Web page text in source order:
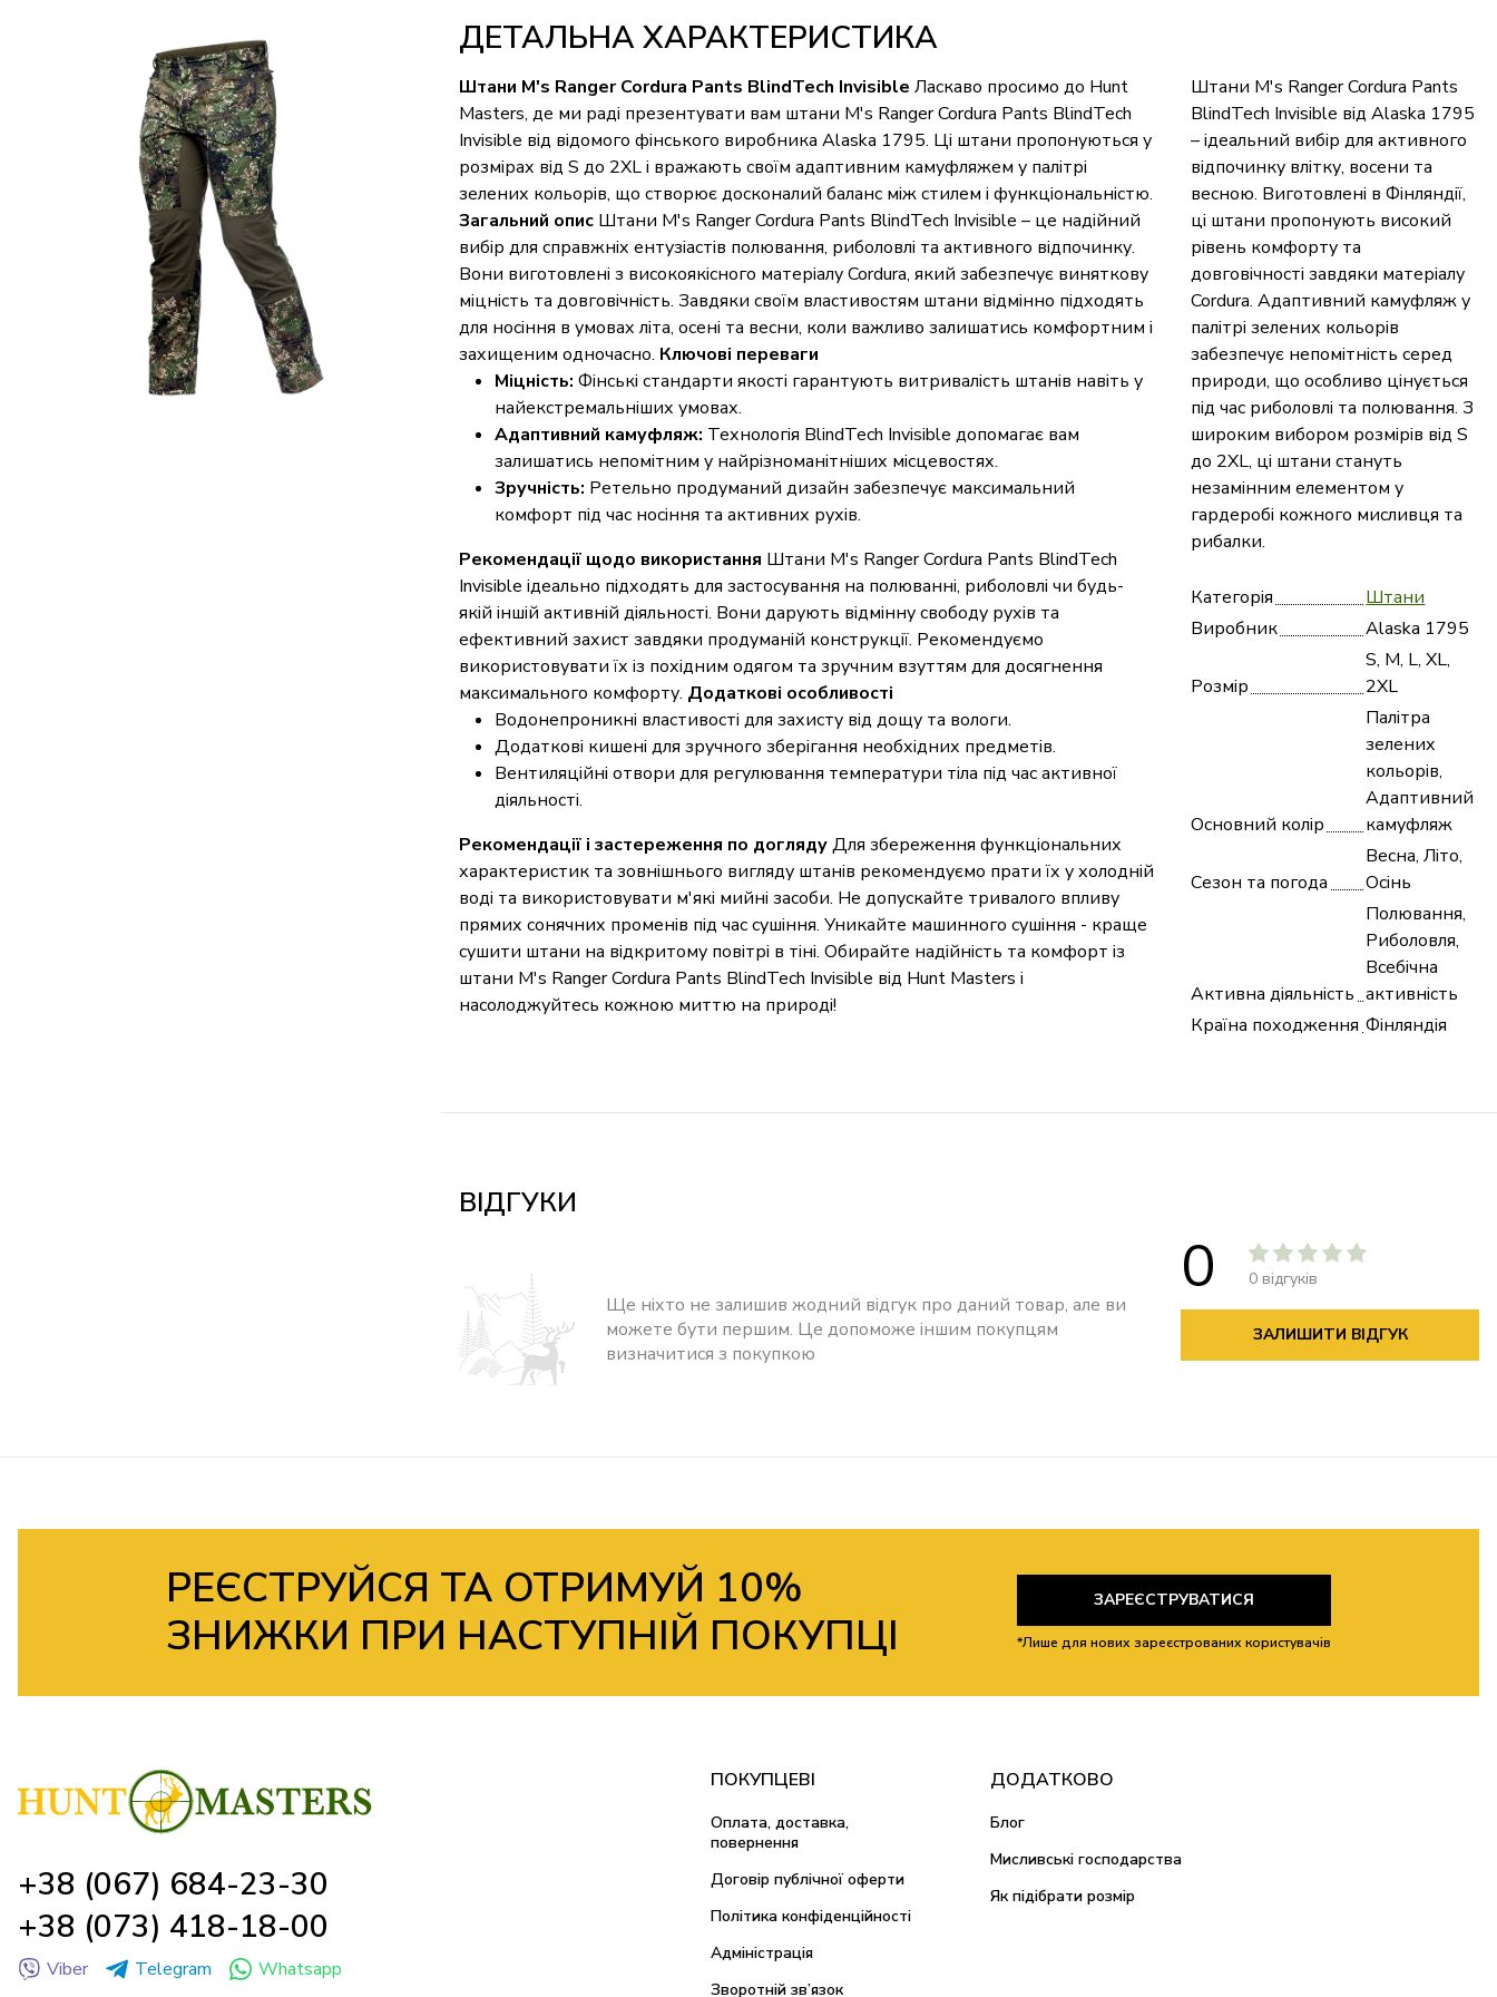
ДЕТАЛЬНА ХАРАКТЕРИСТИКА
Штани M's Ranger Cordura Pants
BlindTech Invisible від Alaska 1795
– ідеальний вибір для активного
відпочинку влітку, восени та
весною. Виготовлені в Фінляндії,
ці штани пропонують високий
рівень комфорту та
довговічності завдяки матеріалу
Cordura. Адаптивний камуфляж у
палітрі зелених кольорів
забезпечує непомітність серед
природи, що особливо цінується
під час риболовлі та полювання. З
широким вибором розмірів від S
до 2XL, ці штани стануть
незамінним елементом у
гардеробі кожного мисливця та
рибалки.
Категорія
Штани
Виробник
Alaska 1795
Розмір
S, M, L, XL,
2XL
Основний колір
Палітра
зелених
кольорів,
Адаптивний
камуфляж
Сезон та погода
Весна, Літо,
Осінь
Активна діяльність
Полювання,
Риболовля,
Всебічна
активність
Країна походження Фінляндія
Штани M's Ranger Cordura Pants BlindTech Invisible Ласкаво просимо до Hunt
Masters, де ми раді презентувати вам штани M's Ranger Cordura Pants BlindTech
Invisible від відомого фінського виробника Alaska 1795. Ці штани пропонуються у
розмірах від S до 2XL і вражають своїм адаптивним камуфляжем у палітрі
зелених кольорів, що створює досконалий баланс між стилем і функціональністю.
Загальний опис Штани M's Ranger Cordura Pants BlindTech Invisible – це надійний
вибір для справжніх ентузіастів полювання, риболовлі та активного відпочинку.
Вони виготовлені з високоякісного матеріалу Cordura, який забезпечує виняткову
міцність та довговічність. Завдяки своїм властивостям штани відмінно підходять
для носіння в умовах літа, осені та весни, коли важливо залишатись комфортним і
захищеним одночасно. Ключові переваги
Міцність: Фінські стандарти якості гарантують витривалість штанів навіть у
найекстремальніших умовах.
Адаптивний камуфляж: Технологія BlindTech Invisible допомагає вам
залишатись непомітним у найрізноманітніших місцевостях.
Зручність: Ретельно продуманий дизайн забезпечує максимальний
комфорт під час носіння та активних рухів.
Рекомендації щодо використання Штани M's Ranger Cordura Pants BlindTech
Invisible ідеально підходять для застосування на полюванні, риболовлі чи будь-
якій іншій активній діяльності. Вони дарують відмінну свободу рухів та
ефективний захист завдяки продуманій конструкції. Рекомендуємо
використовувати їх із похідним одягом та зручним взуттям для досягнення
максимального комфорту. Додаткові особливості
Водонепроникні властивості для захисту від дощу та вологи.
Додаткові кишені для зручного зберігання необхідних предметів.
Вентиляційні отвори для регулювання температури тіла під час активної
діяльності.
Рекомендації і застереження по доглядуДля збереження функціональних
характеристик та зовнішнього вигляду штанів рекомендуємо прати їх у холодній
воді та використовувати м'які мийні засоби. Не допускайте тривалого впливу
прямих сонячних променів під час сушіння. Уникайте машинного сушіння - краще
сушити штани на відкритому повітрі в тіні. Обирайте надійність та комфорт із
штани M's Ranger Cordura Pants BlindTech Invisible від Hunt Masters і
насолоджуйтесь кожною миттю на природі!
ВІДГУКИ
0 0 відгуків
ЗАЛИШИТИ ВІДГУК
Ще ніхто не залишив жодний відгук про даний товар, але ви
можете бути першим. Це допоможе іншим покупцям
визначитися з покупкою
РЕЄСТРУЙСЯ ТА ОТРИМУЙ 10%
ЗНИЖКИ ПРИ НАСТУПНІЙ ПОКУПЦІ
ЗАРЕЄСТРУВАТИСЯ
*Лише для нових зареєстрованих користувачів
+38 (067) 684-23-30
+38 (073) 418-18-00
Viber Telegram Whatsapp
ПОКУПЦЕВІ
Оплата, доставка,
повернення
Договір публічної оферти
Політика конфіденційності
Адміністрація
Зворотній зв’язок
ДОДАТКОВО
Блог
Мисливські господарства
Як підібрати розмір